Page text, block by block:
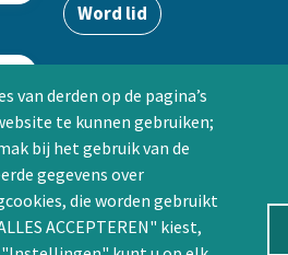
van derden op de pagina’s
te kunnen gebruiken;
bij het gebruik van de
gegevens over
die worden gebruikt
ACCEPTEREN" kiest,
Word lid